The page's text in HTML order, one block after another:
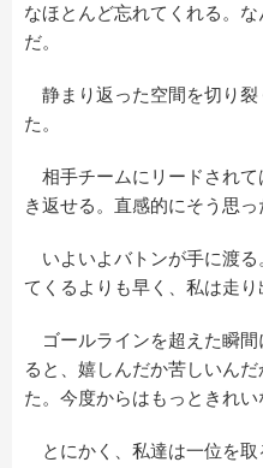
なほとんど忘れてくれる。
だ。
静まり返った空間を切り裂
た。
相手チームにリードされて
き返せる。直感的にそう思っ
いよいよバトンが手に渡る
てくるよりも早く、私は走り
ゴールラインを超えた瞬間
ると、嬉しんだか苦しいん
た。今度からはもっときれい
とにかく、私達は一位を取